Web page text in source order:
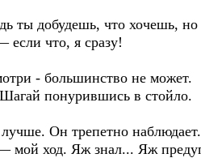
ты добудешь, что хочешь,
что, я сразу!
- большинство не может.
понурившись в стойло.
Он трепетно наблюдает.
мой ход. Яж знал... Яж